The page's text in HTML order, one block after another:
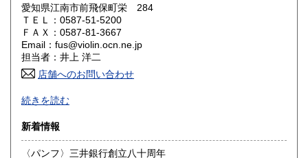
山口県 300円
香川県 300円
高知県 300円
佐賀県
熊本県 300円 大分県 300円
愛知県江南市前飛保町栄 284
ＴＥＬ：0587-51-5200
ＦＡＸ：0587-81-3667
Email：fus@violin.ocn.ne.jp
担当者：井上 洋二
店舗へのお問い合わせ
古文書、古地図、刷り物、一枚もの、絵葉書、鳥瞰図、近代
文献資料等を主体に扱っております。
沿線名：名鉄犬山線
最寄駅：江南駅下車
続きを読む
新着情報
〈パンフ〉三井銀行創立八十周年